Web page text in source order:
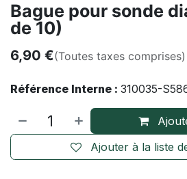
Bague pour sonde
de 10)
6,90 €(Toutes taxes comprises)
Référence Interne : 310035-
Ajouter à la liste